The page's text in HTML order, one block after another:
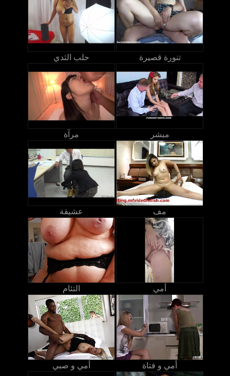
حلب الثدي تنورة قصيرة
مرآة مبشر
عشيقة مف
التئام أمي
أمي و صبي أمي و فتاة